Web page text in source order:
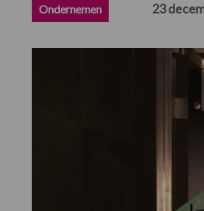
Ondernemen 23